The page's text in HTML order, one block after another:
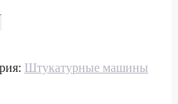
Штукатурные машины